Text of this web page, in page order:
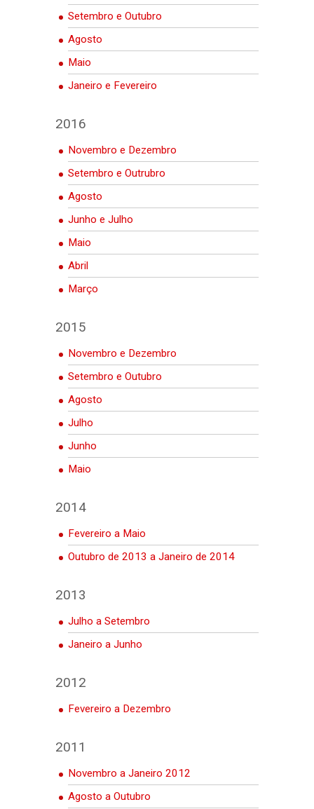
Setembro e Outubro
Agosto
Maio
Janeiro e Fevereiro
2016
Novembro e Dezembro
Setembro e Outrubro
Agosto
Junho e Julho
Maio
Abril
Março
2015
Novembro e Dezembro
Setembro e Outubro
Agosto
Julho
Junho
Maio
2014
Fevereiro a Maio
Outubro de 2013 a Janeiro de 2014
2013
Julho a Setembro
Janeiro a Junho
2012
Fevereiro a Dezembro
2011
Novembro a Janeiro 2012
Agosto a Outubro